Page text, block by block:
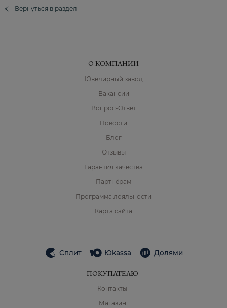
Вернуться в раздел
О КОМПАНИИ
Ювелирный завод
Вакансии
Вопрос-Ответ
Новости
Блог
Отзывы
Гарантия качества
Партнёрам
Программа лояльности
Карта сайта
Сплит Юkassa Долями
ПОКУПАТЕЛЮ
Контакты
Магазин